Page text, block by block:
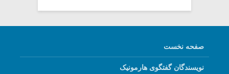
صفحه نخست
نویسندگان گفتگوی هارمونیک